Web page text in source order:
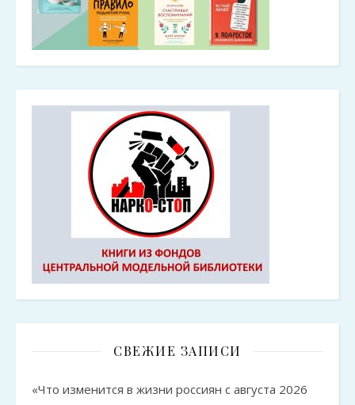
СВЕЖИЕ ЗАПИСИ
«Что изменится в жизни россиян с августа 2026